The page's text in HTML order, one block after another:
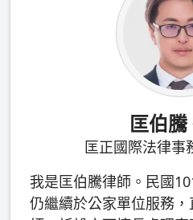
匡伯
匡正國際法律事
我是匡伯騰律師。民國
仍繼續於公家單位服務